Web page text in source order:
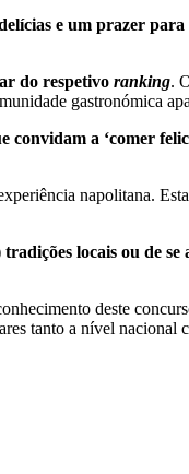
e um prazer
do respetivo ranking.
gastronómica
convidam a ‘comer
napolitana.
tradições locais ou de
deste
tanto a nível nacional